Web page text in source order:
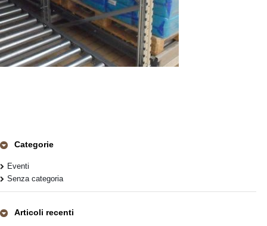
Categorie
Eventi
Senza categoria
Articoli recenti